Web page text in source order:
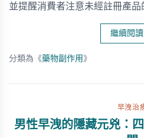
並提醒消費者注意未經註冊產品
繼續閱讀
分類為《藥物副作用 》
早洩治
男性早洩的隱藏元兇：